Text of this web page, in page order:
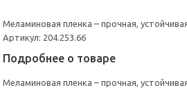
Меламиновая пленка – прочная,
Артикул: 204.253.66
Подробнее о товаре
Меламиновая пленка – прочная,